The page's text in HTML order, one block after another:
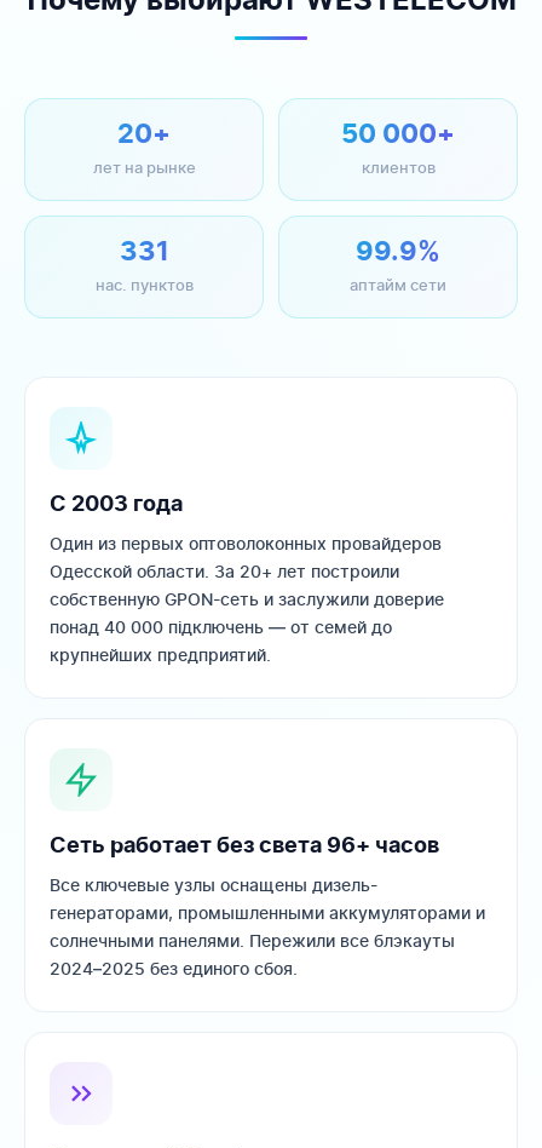
20+
лет на рынке
50 000+
клиентов
331
нас. пунктов
99.9%
аптайм сети
С 2003 года
Один из первых оптоволоконных провайдеров
Одесской области. За 20+ лет построили
собственную GPON-сеть и заслужили доверие
понад 40 000 підключень — от семей до
крупнейших предприятий.
Сеть работает без света 96+ часов
Все ключевые узлы оснащены дизель-
генераторами, промышленными аккумуляторами и
солнечными панелями. Пережили все блэкауты
2024–2025 без единого сбоя.